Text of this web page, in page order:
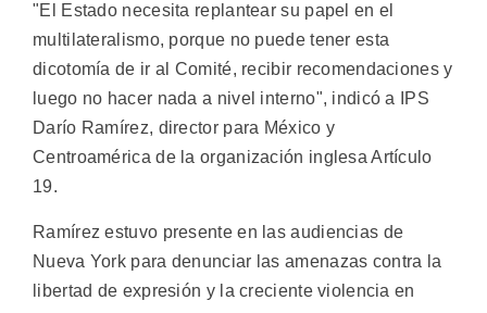
"El Estado necesita replantear su papel en el
multilateralismo, porque no puede tener esta
dicotomía de ir al Comité, recibir recomendaciones y
luego no hacer nada a nivel interno", indicó a IPS
Darío Ramírez, director para México y
Centroamérica de la organización inglesa Artículo
19.
Ramírez estuvo presente en las audiencias de
Nueva York para denunciar las amenazas contra la
libertad de expresión y la creciente violencia en